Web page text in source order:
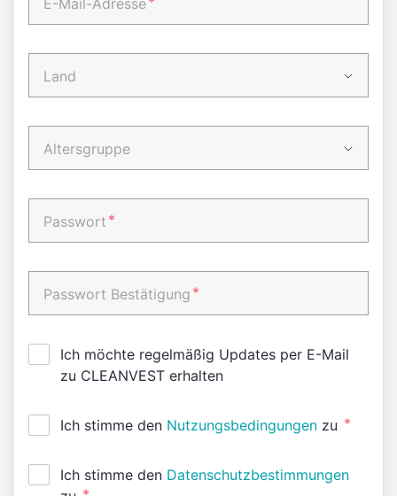
E-Mail-Adresse
Land
Altersgruppe
Passwort *
Passwort Bestätigung *
Ich möchte regelmäßig Updates per E-Mail
zu CLEANVEST erhalten
Ich stimme den Nutzungsbedingungen zu *
Ich stimme den Datenschutzbestimmungen